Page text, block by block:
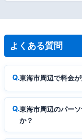
よくある質問
東海市周辺で料金
東海市周辺のパー
か？